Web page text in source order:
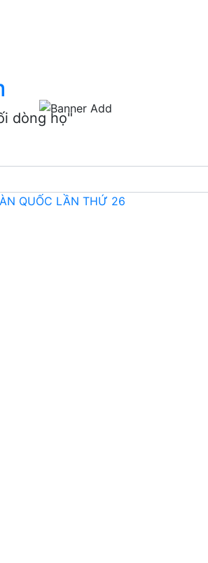
dòng họ"
QUỐC LẦN THỨ 26